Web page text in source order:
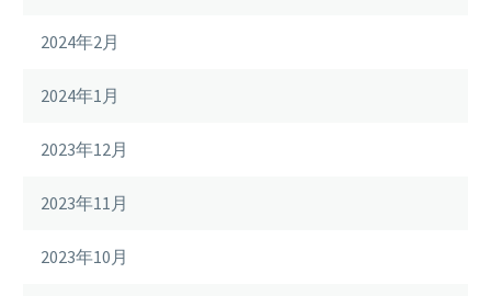
2024年2月
2024年1月
2023年12月
2023年11月
2023年10月